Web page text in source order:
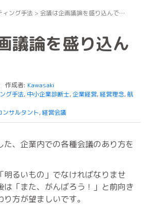
ィング手法 > 会議は企画議論を盛り込んで…
議論を盛り込ん
作成者: Kawasaki
グ手法, 中小企業診断士,企業経営,経営理念,航
ンサルタント,経営会議
、企業内での各種会議のあり方を
明るいもの」でなければなりませ
は「また、がんばろう！」と前向き
方が望ましいです。